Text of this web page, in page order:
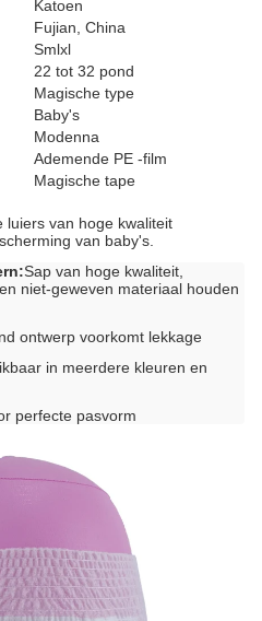
Katoen
Fujian, China
Smlxl
22 tot 32 pond
Magische type
Baby's
Modenna
Ademende PE -film
Magische tape
luiers van hoge kwaliteit
van baby's.
Sap van hoge kwaliteit,
niet-geweven materiaal houden
ontwerp voorkomt lekkage
in meerdere kleuren en
perfecte pasvorm